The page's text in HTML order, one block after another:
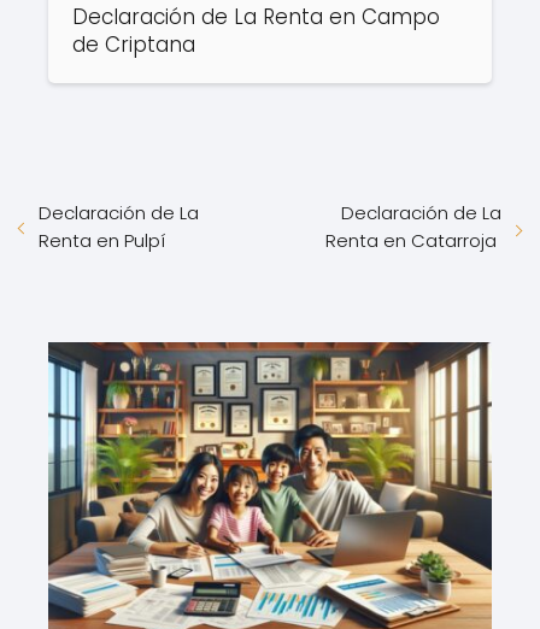
Declaración de La Renta en Campo
de Criptana
Declaración de La
Renta en Pulpí
Declaración de La
Renta en Catarroja